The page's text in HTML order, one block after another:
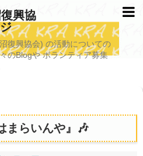
興協
興協会) の活動についての
のBlogや ボランティア募集
まらいんや』🎶